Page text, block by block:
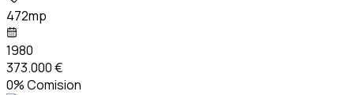
472mp
1980
373.000 €
0% Comision